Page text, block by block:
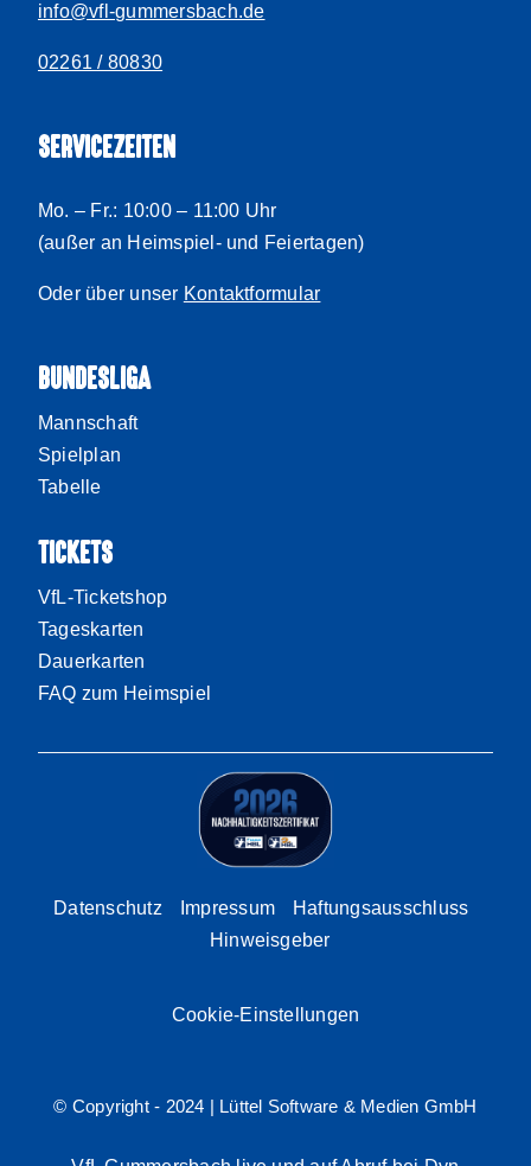
info@vfl-gummersbach.de
02261 / 80830
SERVICEZEITEN
Mo. – Fr.: 10:00 – 11:00 Uhr
(außer an Heimspiel- und Feiertagen)
Oder über unser Kontaktformular
BUNDESLIGA
Mannschaft
Spielplan
Tabelle
TICKETS
VfL-Ticketshop
Tageskarten
Dauerkarten
FAQ zum Heimspiel
Datenschutz Impressum
Haftungsausschluss
Hinweisgeber
Cookie-Einstellungen
© Copyright - 2024 | Lüttel Software & Medien GmbH